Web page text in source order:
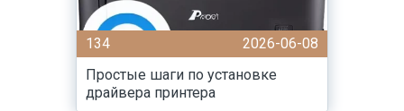
134
2026-06-08
Простые шаги по установке
драйвера принтера